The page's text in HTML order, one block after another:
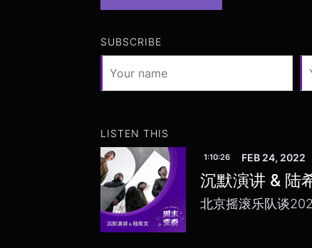
SUBSCRIBE
LISTEN THIS
1:10:26 FEB 24, 2022
沉默演讲 & 陆
北京摇滚乐队谈